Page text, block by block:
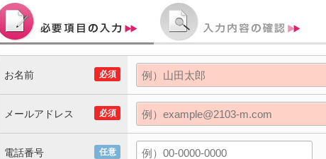
必須
お名前
必須
メールアドレス
任意
電話番号